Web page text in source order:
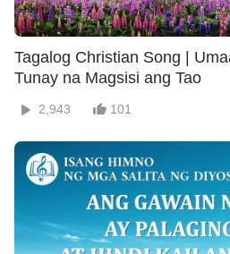
Tagalog Christian Song |
Tunay na Magsisi ang Tao
2,943 101